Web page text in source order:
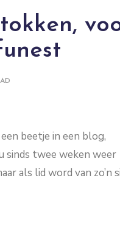
beetje in een blog,
sinds twee weken weer
als lid word van zo’n